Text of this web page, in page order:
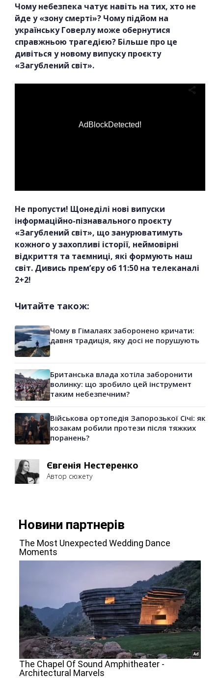
Чому небезпека чатує навіть на тих, хто не
йде у «зону смерті»? Чому підйом на
українську Говерлу може обернутися
справжньою трагедією? Більше про це
дивіться у новому випуску проєкту
«Загублений світ».
AdBlockDetected!
Не пропусти! Щонеділі нові випуски
інформаційно-пізнавального проєкту
«Загублений світ», що занурюватимуть
кожного у захопливі історії, неймовірні
відкриття та таємниці, які формують наш
світ. Дивись прем’єру об 11:50 на телеканалі
2+2!
Читайте також:
Чому в Гімалаях заборонено кричати:
давня традиція, яку досі не порушують
Британська влада хотіла заборонити
волинку: що зробило цей інструмент
таким небезпечним?
Військова ортопедія Запорозької Січі: як
козакам робили протези після тяжких
поранень?
Євгенія Нестеренко
Автор сюжету